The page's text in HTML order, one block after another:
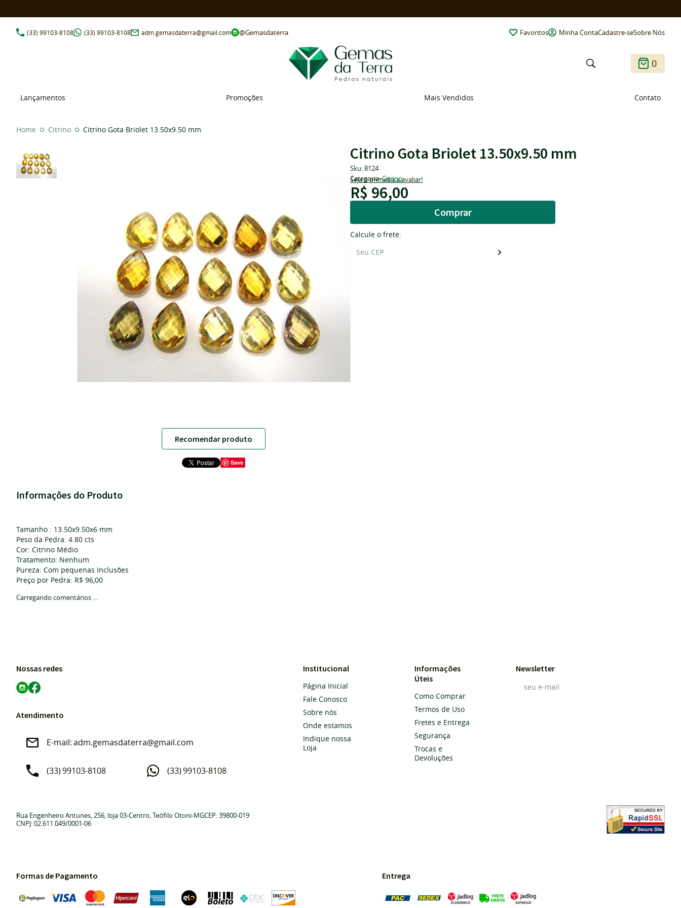
(33) 99103-8108 (33) 99103-8108 adm.gemasdaterra@gmail.com @Gemasdaterra Favoritos Minha ContaCadastre-seSobre Nós
0
Lançamentos Promoções Mais Vendidos Contato
Home Citrino Citrino Gota Briolet 13.50x9.50 mm
Recomendar produto
Save
Citrino Gota Briolet 13.50x9.50 mm
Sku:8124
Categoria:Citrino
Seja o primeira a avaliar!
R$ 96,00
Comprar
Calcule o frete:
Informações do Produto
Tamanho : 13.50x9.50x6 mm
Peso da Pedra: 4.80 cts
Cor: Citrino Médio
Tratamento: Nenhum
Pureza: Com pequenas Inclusões
Preço por Pedra: R$ 96,00
Carregando comentários ...
Nossas redes
Atendimento
(33)99103-8108 (33)99103-8108
adm.gemasdaterra@gmail.com
Institucional
Página Inicial
Fale Conosco
Sobre nós
Onde estamos
Indique nossa
Loja
Informações
Úteis
Como Comprar
Termos de Uso
Fretes e Entrega
Segurança
Trocas e
Devoluções
Newsletter
Rua Engenheiro Antunes, 256, loja 03-Centro, Teófilo Otoni-MGCEP: 39800-019
CNPJ: 02.611.049/0001-06
Formas de Pagamento Entrega